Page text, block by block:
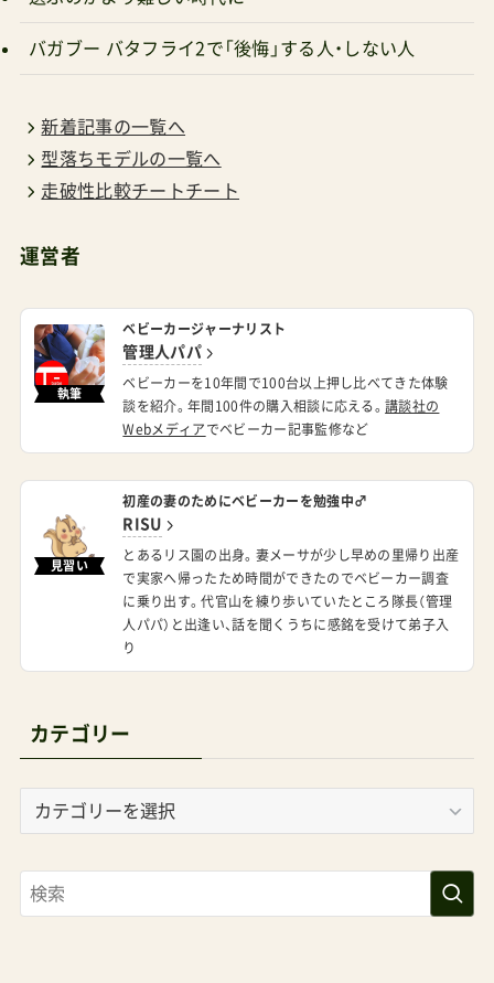
まで速度が落ちればつまづきます。「踏切でベビー
カーがつまづいて、、」とお困りの方は、過去に一度
はないでしょうか？その経験がトラウマになって、
踏切ではつまづかないようにベビーカーの速度を
落として慎重に溝に挑んでしまう。。しかし、その
派手につまづくという負のループです。このよう
に、知っていれば乗り越えられる問題ですので、
「このベビーカー段差に弱い！！」と性能不足を疑う
前に、ベビーカーの上手な使い方を覚えていって
もらえると嬉しいです。今回の検証動画で使った5
台 ピジョンビングルBB5 ¥36,850 B型ビングルの
レビュー Amazonで探す 楽天市場で探す Yahoo!
で探す RECAROEasylifeElite2 Amazonで探す 楽
天市場で探す Yahoo!で探す ストッケ
YOYO3YOYO2 ¥57,750 B形トラベルシステム対応
肩がけOKYOYO3のレビュー 公式サイト Amazon
で探す 楽天市場で探す Yahoo!で探す 【限定カラ
ラベルシステム対応肩がけOKオルフェオのレビュ
ー Amazonで探す 楽天市場で探す Yahoo!で探す
バガブー バタフライ2で「後悔」する人・しない人
新着記事の一覧へ
型落ちモデルの一覧へ
走破性比較チートチート
運営者
執筆
ベビーカージャーナリスト
管理人パパ
ベビーカーを10年間で100台以上押し比べてきた体験
談を紹介。年間100件の購入相談に応える。講談社の
Webメディア でベビーカー記事監修など
見習い
初産の妻のためにベビーカーを勉強中♂
RISU
とあるリス園の出身。妻メーサが少し早めの里帰り出産
で実家へ帰ったため時間ができたのでベビーカー調査
に乗り出す。代官山を練り歩いていたところ隊長（管理
人パパ）と出逢い、話を聞くうちに感銘を受けて弟子入
り
カテゴリー
リ
ー